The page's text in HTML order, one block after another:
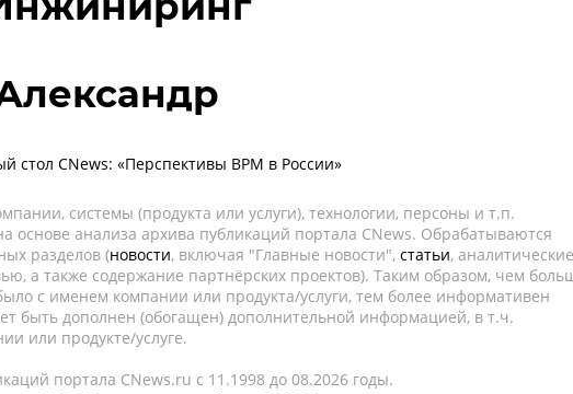
стол CNews: «Перспективы BPM в России»
системы (продукта или услуги), технологии, персоны и т.п.
основе анализа архива публикаций портала CNews. Обрабатываются
разделов (новости, включая "Главные новости", статьи, аналитические
а также содержание партнёрских проектов). Таким образом, чем
с именем компании или продукта/услуги, тем более информативен
быть дополнен (обогащен) дополнительной информацией, в т.ч.
или продукте/услуге.
портала CNews.ru c 11.1998 до 08.2026 годы.